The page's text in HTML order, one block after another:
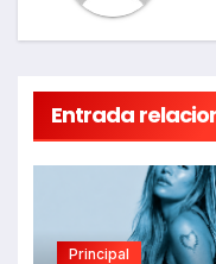
Entrada
Principal